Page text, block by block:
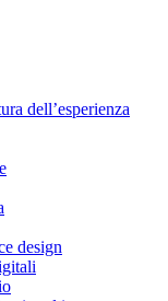
dell’esperienza
design